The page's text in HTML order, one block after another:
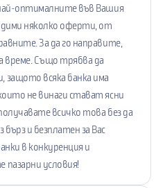
оптималните във Вашия
няколко оферти, от
За да го направите,
Също трябва да
всяка банка има
не винаги стават ясни
всичко това без да
и безплатен за Вас
в конкуренция и
пазарни условия!